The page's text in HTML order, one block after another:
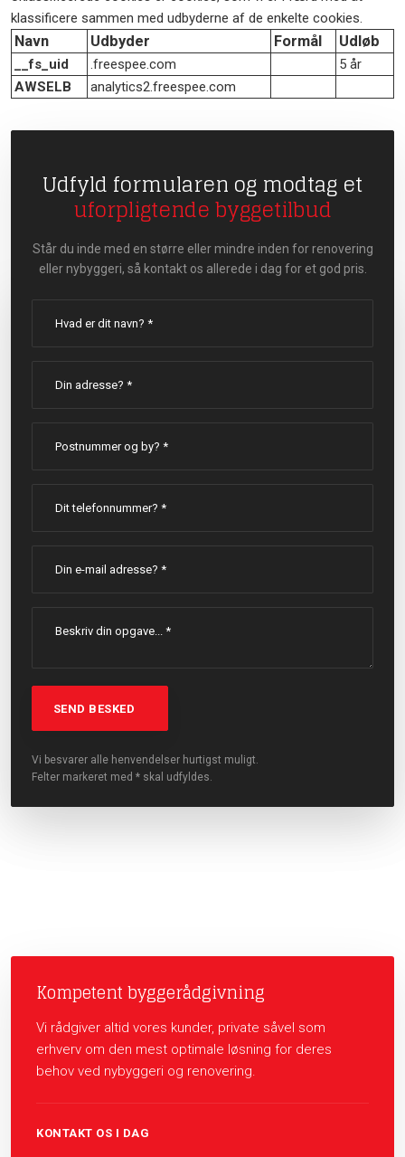
klassificere sammen med udbyderne af de enkelte cookies.
Navn Udbyder Formål Udløb
__fs_uid .freespee.com
5 år
AWSELB
analytics2.freespee.com
Udfyld formularen og modtag et
uforpligtende byggetilbud
Står du inde med en større eller mindre inden for renovering
eller nybyggeri, så kontakt os allerede i dag for et god pris.
Vi besvarer alle henvendelser hurtigst muligt.
Felter markeret med * skal udfyldes.​
Kompetent byggerådgivning
Vi rådgiver altid vores kunder, private såvel som
erhverv om den mest optimale løsning for deres
behov ved nybyggeri og renovering.
KONTAKT OS I DAG